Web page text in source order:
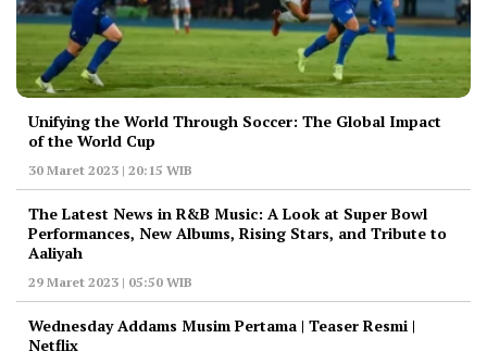
Unifying the World Through Soccer: The Global Impact
of the World Cup
30 Maret 2023 | 20:15 WIB
The Latest News in R&B Music: A Look at Super Bowl
Performances, New Albums, Rising Stars, and Tribute to
Aaliyah
29 Maret 2023 | 05:50 WIB
Wednesday Addams Musim Pertama | Teaser Resmi |
Netflix